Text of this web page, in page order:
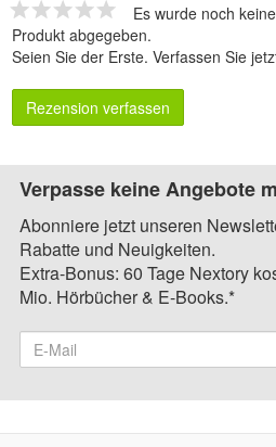
Es wurde noch
Produkt abgegeben.
Seien Sie der Erste. Verfassen Sie
Rezension verfassen
Verpasse keine Angebote
Abonniere jetzt unseren
Rabatte und Neuigkeiten.
Extra-Bonus: 60 Tage Nextory
Mio. Hörbücher & E-Books.*